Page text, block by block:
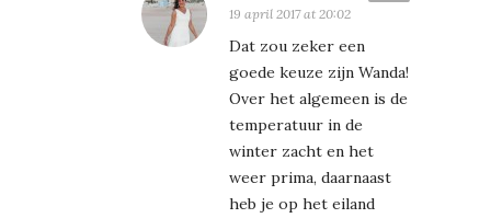
19 april 2017 at 20:02
Dat zou zeker een
goede keuze zijn Wanda!
Over het algemeen is de
temperatuur in de
winter zacht en het
weer prima, daarnaast
heb je op het eiland